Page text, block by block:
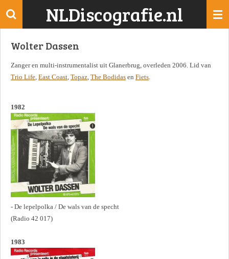
Ga
de
NLDiscografie.nl
Wolter Dassen
Zanger en multi-instrumentalist uit Glanerbrug, overleden 2006. Lid van
Trio Life, East Coast, Topaz, The Bodidas en Fiets.
1982
- De lepelpolka / De wals van de specht
(Radio 42 017)
1983